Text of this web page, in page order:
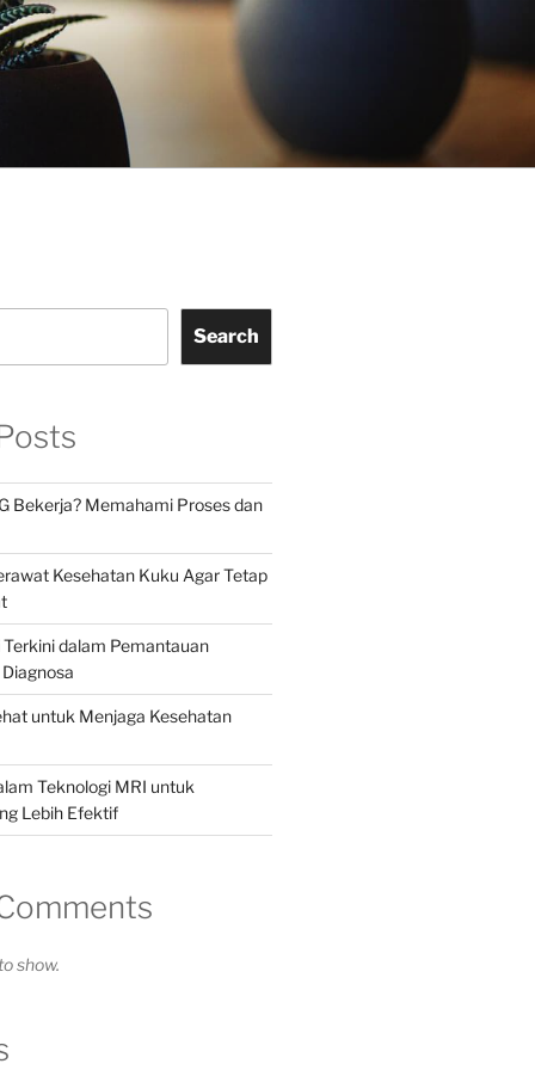
Search
Bekerja? Memahami Proses dan
Kesehatan Kuku Agar Tetap
Terkini dalam Pemantauan
untuk Menjaga Kesehatan
Teknologi MRI untuk
Lebih Efektif
show.